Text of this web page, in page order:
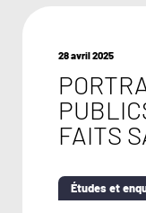
28 avril 2025
FAITS
Études et